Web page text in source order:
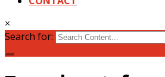
×
Search for: